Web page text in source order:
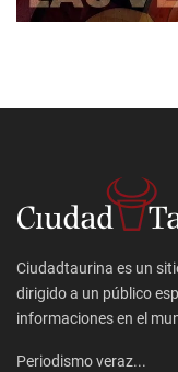
Ciudadtaurina es un
dirigido a un público
informaciones en el
Periodismo veraz...